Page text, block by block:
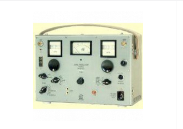
В корзину
Купить в 1 клик Сравнение
В избранное В наличии